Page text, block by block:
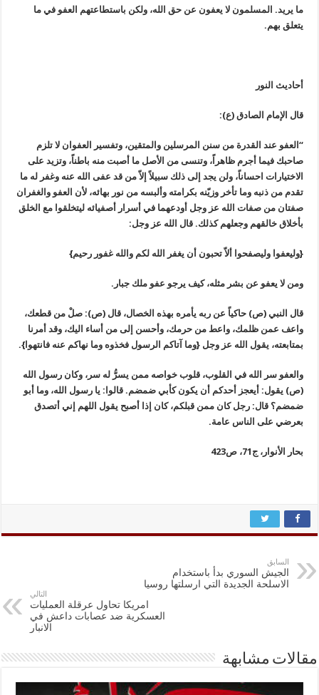
ما يريد. المسلمون لا يعفون عن حق الله، ولكن باستطاعتهم العفو في ما
يتعلق بهم.
أحاديث النور
قال الإمام الصادق (ع):
“العفو عند القدرة من سنن المرسلين والمتقين، وتفسير العفوان لا تلزم
صاحبك فيما أجرم ظاهراً، وتنسى من الأصل ما أصبت منه باطناً، وتزيد على
الاختيارات احساناً، ولن يجد إلى ذلك سبيلاً إلاّ من قد عفى الله عنه وغفر له ما
تقدم من ذنبه وما تأخر وزيّنه بكرامته وألبسه من نور بهائه، لأن العفو والغفران
صفتان من صفات الله عز وجل أودعهما في أسرار أصفيائه ليتخلقوا مع الخلق
بأخلاق خالقهم وجعلهم كذلك. قال الله عز وجل:
{وليعفوا وليصفحوا ألاّ تحبون أن يغفر الله لكم والله غفور رحيم}
ومن لا يعفو عن بشر مثله، كيف يرجو عفو ملك جبار.
قال النبي (ص) حاكياً عن ربه يأمره بهذه الخصال، قال (ص): صلْ من قطعك،
واعف عمن ظلمك، واعط من حرمك، وأحسن إلى من أساء اليك، وقد أمرنا
بمتابعته، يقول الله عز وجل {وما آتاكم الرسول فخذوه وما نهاكم عنه فانتهوا}.
والعفو سر الله في القلوب، قلوب خواصه ممن يسرُّ له سر، وكان رسول الله
(ص) يقول: أيعجز أحدكم أن يكون كأبي ضمضم. قالوا: يا رسول الله، وما أبو
ضمضم؟ قال: رجل كان ممن قبلكم، كان إذا أصبح يقول اللهم إني أتصدق
بعرضي على الناس عامة.
بحار الأنوار، ج71، ص423
السابق
الجيش السوري بدأ باستخدام
الاسلحة الجديدة التي ارسلتها روسيا
التالي
امريكا تحاول عرقلة العمليات
العسكرية ضد عصابات داعش في
الانبار
مقالات مشابهة